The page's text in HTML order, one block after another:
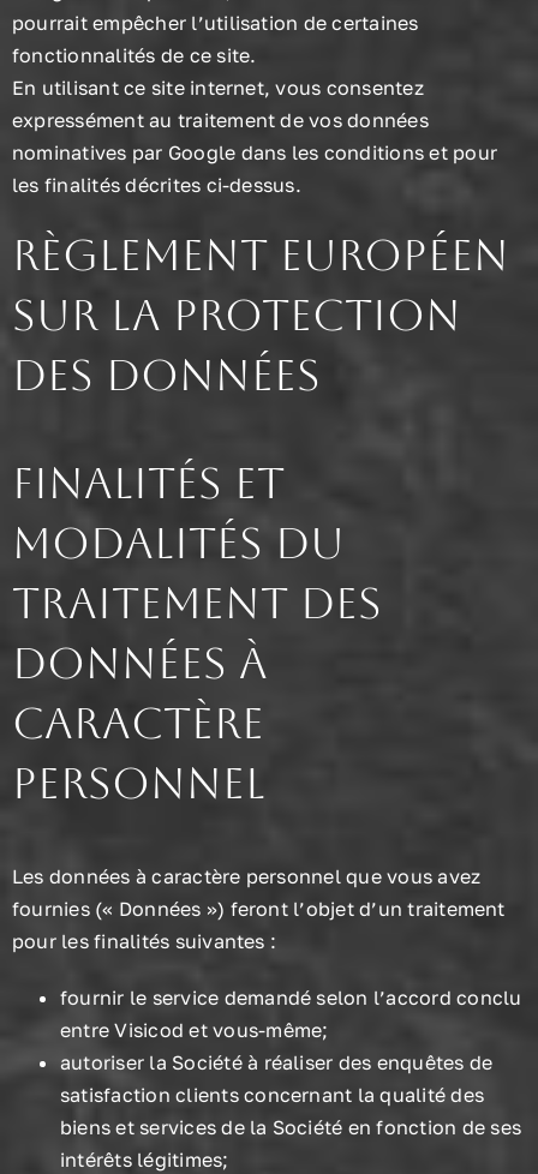
pourrait empêcher l’utilisation de certaines
fonctionnalités de ce site.
En utilisant ce site internet, vous consentez
expressément au traitement de vos données
nominatives par Google dans les conditions et pour
les finalités décrites ci-dessus.
Règlement Européen
sur la Protection
des Données
Finalités et
modalités du
traitement des
données à
caractère
personnel
Les données à caractère personnel que vous avez
fournies (« Données ») feront l’objet d’un traitement
pour les finalités suivantes :
fournir le service demandé selon l’accord conclu
entre Visicod et vous-même;
autoriser la Société à réaliser des enquêtes de
satisfaction clients concernant la qualité des
biens et services de la Société en fonction de ses
intérêts légitimes;